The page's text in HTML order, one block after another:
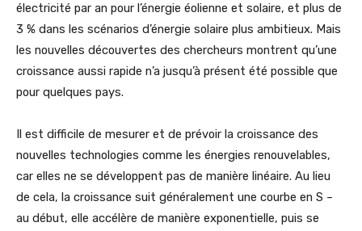
électricité par an pour l’énergie éolienne et solaire, et plus de
3 % dans les scénarios d’énergie solaire plus ambitieux. Mais
les nouvelles découvertes des chercheurs montrent qu’une
croissance aussi rapide n’a jusqu’à présent été possible que
pour quelques pays.
Il est difficile de mesurer et de prévoir la croissance des
nouvelles technologies comme les énergies renouvelables,
car elles ne se développent pas de manière linéaire. Au lieu
de cela, la croissance suit généralement une courbe en S –
au début, elle accélère de manière exponentielle, puis se